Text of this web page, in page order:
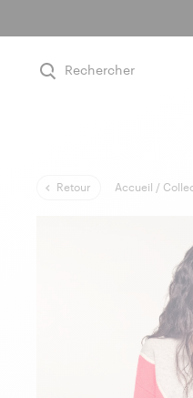
Rechercher
Retour Accueil /